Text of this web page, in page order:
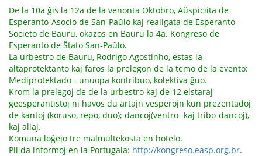
De la 10a ĝis la 12a de la venonta Oktobro, Aŭspiciita de
Esperanto-Asocio de San-Paŭlo kaj realigata de Esperanto-
Societo de Bauru, okazos en Bauru la 4a. Kongreso de
Esperanto de Ŝtato San-Paŭlo.
La urbestro de Bauru, Rodrigo Agostinho, estas la
altaprotektanto kaj faros la prelegon de la temo de la evento:
Mediprotektado - unuopa kontribuo, kolektiva ĝuo.
Krom la prelegoj de de la urbestro kaj de 12 elstaraj
geesperantistoj ni havos du artajn vesperojn kun prezentadoj
de kantoj (koruso, repo, duo); dancoj(ventro- kaj tribo-dancoj),
kaj aliaj.
Komuna loĝejo tre malmultekosta en hotelo.
Pli da informoj en la Portugala: http://kongreso.easp.org.br.